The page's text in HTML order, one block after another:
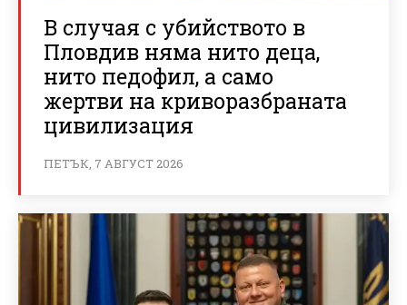
В случая с убийството в
Пловдив няма нито деца,
нито педофил, а само
жертви на криворазбраната
цивилизация
ПЕТЪК, 7 АВГУСТ 2026